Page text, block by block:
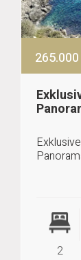
2